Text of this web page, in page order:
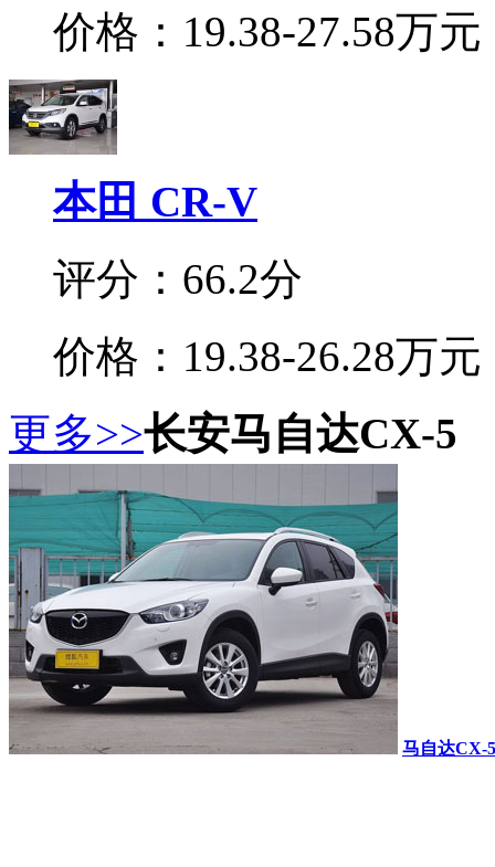
价格：19.38-27.58万元
本田 CR-V
评分：66.2分
价格：19.38-26.28万元
更多>>长安马自达CX-5
马自达CX-5